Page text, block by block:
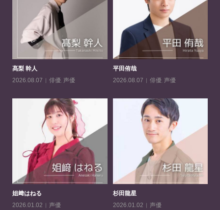
髙梨 幹人
2026.08.07
俳優, 声優
平田侑哉
2026.08.07
俳優, 声優
姐﨑はねる
2026.01.02
声優
杉田龍星
2026.01.02
声優